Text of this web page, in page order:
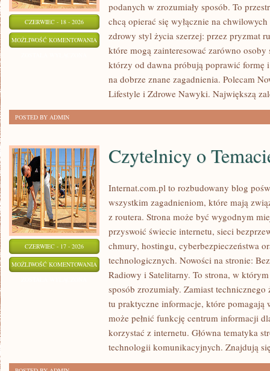
CZERWIEC - 18 - 2026
MOŻLIWOŚĆ KOMENTOWANIA ZDROWE
PRZEPISY
podanych w zrozumiały sposób. To
chcą opierać się wyłącznie na
zdrowy styl życia szerzej: przez pryzmat
które mogą zainteresować zarówno
którzy od dawna próbują poprawić formę
na dobrze znane zagadnienia. Polecam
Lifestyle i Zdrowe Nawyki. Największą
POSTED BY ADMIN
CZERWIEC - 17 - 2026
MOŻLIWOŚĆ KOMENTOWANIA CZYTELNICY
TEMACIE
Czytelnicy o
Internat.com.pl to rozbudowany blog
wszystkim zagadnieniom, które mają
z routera. Strona może być wygodnym
przyswoić świecie internetu, sieci
chmury, hostingu, cyberbezpieczeństwa
technologicznych. Nowości na stronie:
Radiowy i Satelitarny. To strona, w
sposób zrozumiały. Zamiast
tu praktyczne informacje, które pomagają
może pełnić funkcję centrum informacji
korzystać z internetu. Główna tematyka
technologii komunikacyjnych. Znajdują